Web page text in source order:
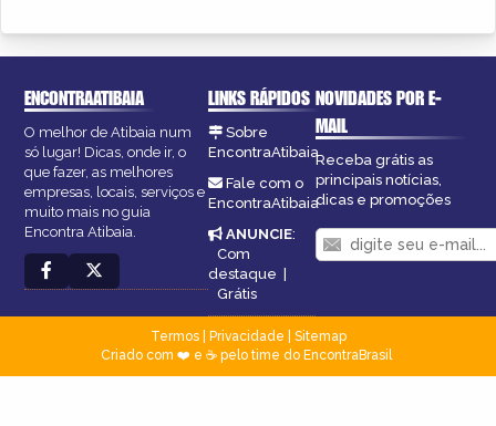
ENCONTRAATIBAIA
O melhor de Atibaia num
só lugar! Dicas, onde ir, o
que fazer, as melhores
empresas, locais, serviços e
muito mais no guia
Encontra Atibaia.
LINKS RÁPIDOS
Sobre
EncontraAtibaia
Fale com o
EncontraAtibaia
ANUNCIE:
Com
destaque |
Grátis
NOVIDADES POR E-
MAIL
Receba grátis as
principais notícias,
dicas e promoções
Termos| Privacidade
Sitemap
Criado com ❤️ e ☕ pelo time do EncontraBrasil